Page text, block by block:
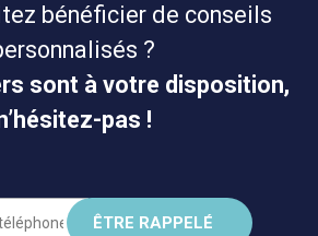
bénéficier de conseils
?
sont à votre disposition,
pas !